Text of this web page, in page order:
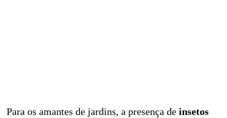
Para os amantes de jardins, a presença de insetos